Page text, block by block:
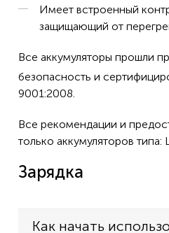
Имеет встроенный
защищающий от
Все аккумуляторы прошли
безопасность и
9001:2008.
Все рекомендации и
только аккумуляторов
Зарядка
Как начать